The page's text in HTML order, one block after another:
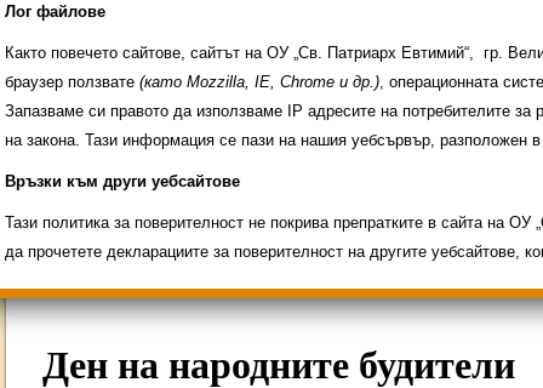
Свободни места за ученици
ИНОВАЦИЯ 2026
Олимпиади 2025/2026
Ден на народните будители
Лог файлове
Както повечето сайтове, сайтът на ОУ „Св. Патриарх Евтимий“, гр.
браузер ползвате (като Mozzilla, IE, Chrome и др.), операционната
Запазваме си правото да използваме IP адресите на потребителите
на закона. Тази информация се пази на нашия уебсървър,
Връзки към други уебсайтове
Тази политика за поверителност не покрива препратките в сайта на
да прочетете декларациите за поверителност на другите уебсайтове,